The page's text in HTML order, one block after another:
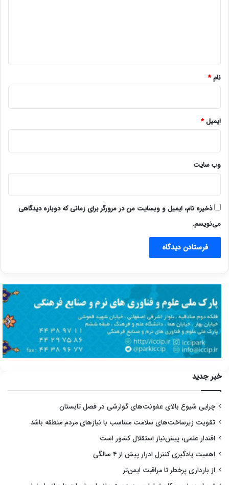
نام*
ایمیل*
وب‌ سایت
ذخیره نام، ایمیل و وبسایت من در مرورگر برای زمانی که دوباره دیدگاهی
می‌نویسم.
خبر جدید
چرایی شیوع بالای عفونت‌های گوارشی در فصل تابستان
تقویت زیرساخت‌های سلامت متناسب با نیازهای مردم منطقه باشد
اقتدار علمی، پیش‌نیاز استقلال کشور است
اهمیت یادگیری کنترل ادرار پیش از ۴ سالگی
از بارداری پرخطر تا مراقبت ایمن‌تر